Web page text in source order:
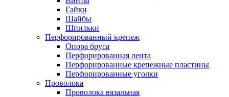
Гайки
Шайбы
Шпильки
Перфорированный крепеж
Опора бруса
Перфорированная лента
Перфорированные крепежные пластины
Перфорированные уголки
Проволока
Проволока вязальная